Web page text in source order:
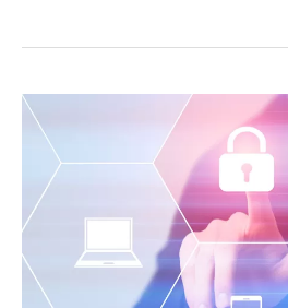
Información
Documentada